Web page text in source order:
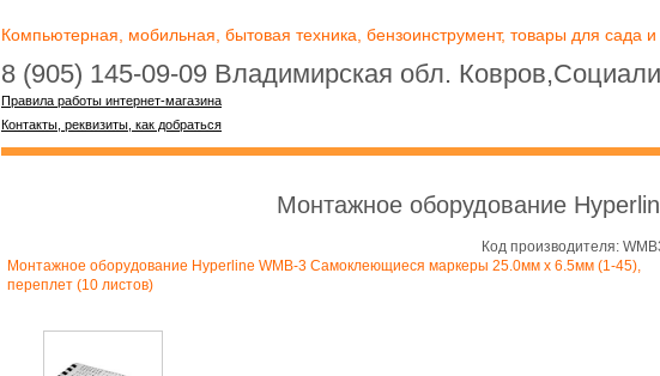
Компьютерная, мобильная, бытовая техника, бензоинструмент, товары для сада
8 (905) 145-09-09 Владимирская обл.
Правила работы интернет-магазина
Контакты, реквизиты, как добраться
Монтажное оборудование
Код производителя:
Монтажное оборудование Hyperline WMB-3 Самоклеющиеся маркеры 25.0мм x 6.5мм (1-45),
переплет (10 листов)